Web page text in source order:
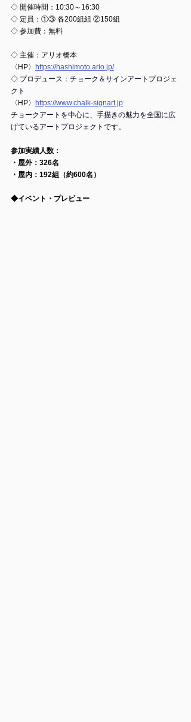
◇ 開催時間： 10:30～16:30
◇ 定員：①③ 各200組組 ②150組
◇ 参加費：無料
◇ 主催： アリオ橋本
〈HP〉
https://hashimoto.ario.jp/
◇ プロデュース：チョーク＆サインアートプロジェ
クト
〈HP〉
https://www.chalk-signart.jp
チョークアートを中心に、手描きの魅力を全国に広
げているアートプロジェクトです。
参加実績人数：
・屋外：326名
・屋内：192組（約600名）
◆イベント・プレビュー